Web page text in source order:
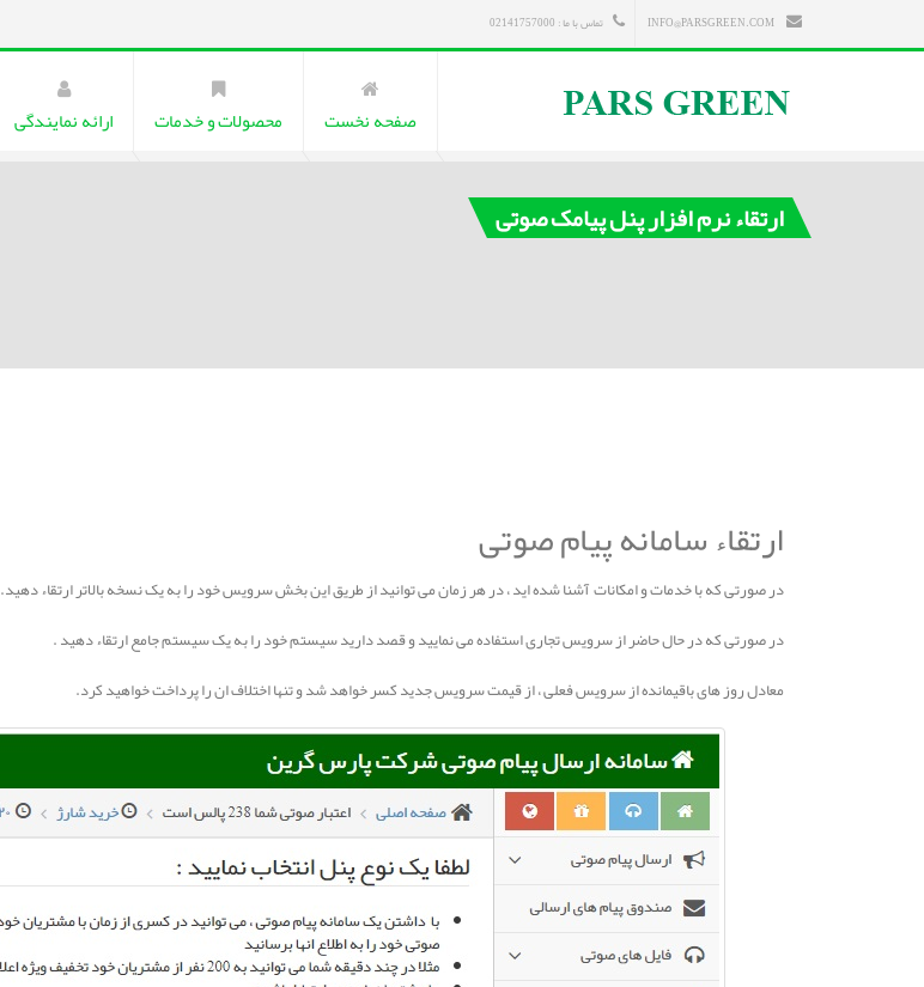
تماس با ما : 02141757000
صفحه نخست محصولات و خدمات ارائه نمایندگی
ارتقاء نرم افزار پنل پیامک صوتی
ارتقاء سامانه پیام صوتی
در صورتی که با خدمات و امکانات آشنا شده اید ، در هر زمان می توانید از طریق این بخش سرویس خود را به یک نسخه بالاتر ارتقاء دهید.
در صورتی که در حال حاضر از سرویس تجاری استفاده می نمایید و قصد دارید سیستم خود را به یک سیستم جامع ارتقاء دهید .
معادل روز های باقیمانده از سرویس فعلی ، از قیمت سرویس جدید کسر خواهد شد و تنها اختلاف ان را پرداخت خواهید کرد.